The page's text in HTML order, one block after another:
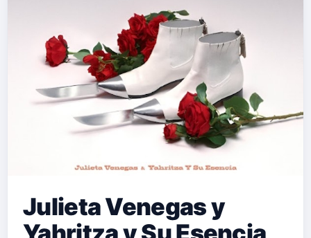
Julieta Venegas y